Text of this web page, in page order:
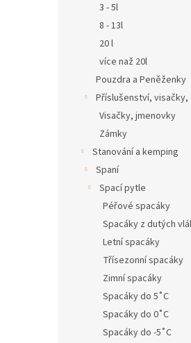
3 - 5l
8 - 13l
20 l
více naž 20l
Pouzdra a Peněženky
Příslušenství, visačky,
Visačky, jmenovky
Zámky
Stanování a kemping
Spaní
Spací pytle
Péřové spacáky
Spacáky z dutých
Letní spacáky
Třísezonní spacáky
Zimní spacáky
Spacáky do 5˚C
Spacáky do 0˚C
Spacáky do -5˚C